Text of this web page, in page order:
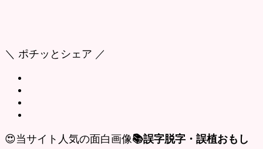
＼ ポチッとシェア ／
😍当サイト人気の面白画像📚誤字脱字・誤植おもし